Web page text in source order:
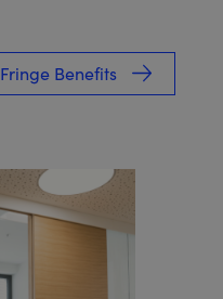
Fringe Benefits